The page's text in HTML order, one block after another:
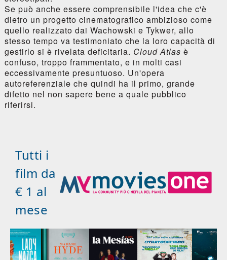
Se può anche essere comprensibile l'idea che c'è
dietro un progetto cinematografico ambizioso come
quello realizzato dai Wachowski e Tykwer, allo
stesso tempo va testimoniato che la loro capacità di
gestirlo si è rivelata deficitaria. Cloud Atlas è
confuso, troppo frammentato, e in molti casi
eccessivamente presuntuoso. Un'opera
autoreferenziale che quindi ha il primo, grande
difetto nel non sapere bene a quale pubblico
riferirsi.
Tutti i
film da
€ 1 al
mese